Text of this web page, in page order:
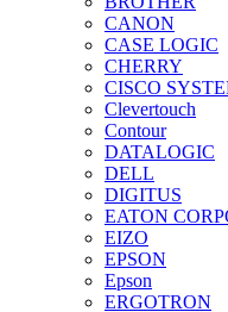
CANON
CASE LOGIC
CHERRY
CISCO
Clevertouch
Contour
DATALOGIC
DELL
DIGITUS
EATON
EIZO
EPSON
Epson
ERGOTRON